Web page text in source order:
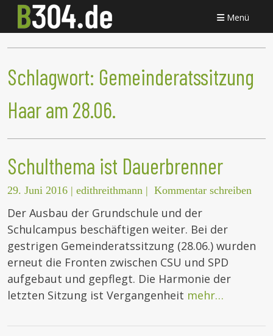
Menü
Schlagwort: Gemeinderatssitzung
Haar am 28.06.
Schulthema ist Dauerbrenner
29. Juni 2016 | edithreithmann | Kommentar schreiben
Der Ausbau der Grundschule und der
Schulcampus beschäftigen weiter. Bei der
gestrigen Gemeinderatssitzung (28.06.) wurden
erneut die Fronten zwischen CSU und SPD
aufgebaut und gepflegt. Die Harmonie der
letzten Sitzung ist Vergangenheit mehr…